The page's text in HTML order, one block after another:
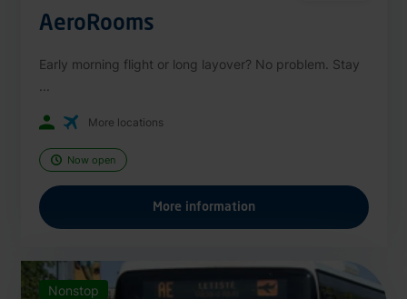
AeroRooms
Early morning flight or long layover? No problem. Stay
More locations
Now open
More information
Nonstop